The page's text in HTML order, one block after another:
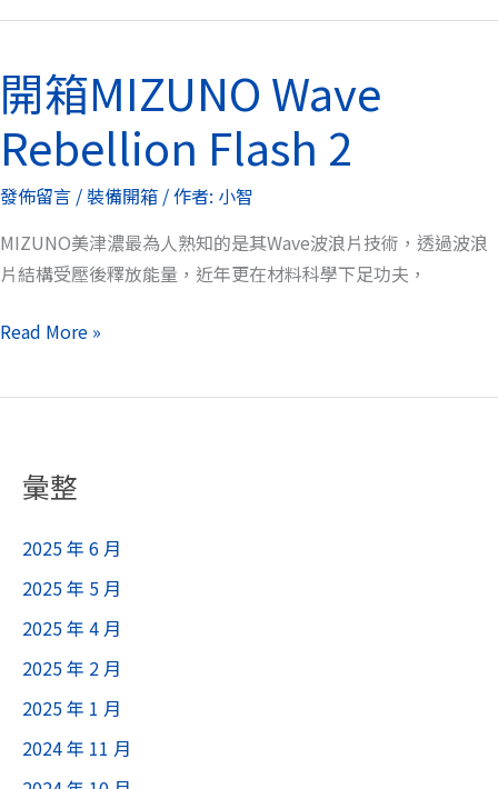
應
意
什
麼？
開箱MIZUNO Wave
Rebellion Flash 2
發佈留言 /裝備開箱 / 作者: 小智
MIZUNO美津濃最為人熟知的是其Wave波浪片技術，透過波浪
片結構受壓後釋放能量，近年更在材料科學下足功夫，
開
箱
MIZUNO
Wave
Rebellion
Flash
2
Read More »
彙整
2025 年 6 月
2025 年 5 月
2025 年 4 月
2025 年 2 月
2025 年 1 月
2024 年 11 月